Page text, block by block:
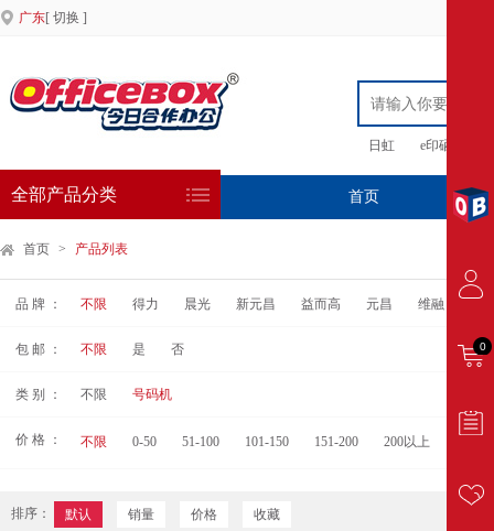
广东[ 切换 ]
日虹 e印硒鼓
全部产品分类 首页 专
首页 > 产品列表
品 牌 ： 不限 得力 晨光 新元昌 益而高 元昌 维融
包 邮 ： 不限 是 否
类 别 ： 不限 号码机
价 格 ： 不限 0-50 51-100 101-150 151-200 200以上
排序： 默认 销量 价格 收藏
0